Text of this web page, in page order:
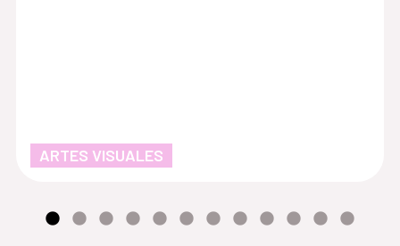
ARTES VISUALES